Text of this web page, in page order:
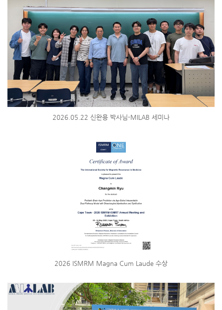
2026.05.22 신완용 박사님-MILAB 세미나
2026 ISMRM Magna Cum Laude 수상